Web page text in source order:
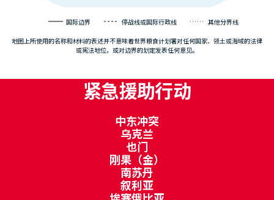
国际边界 停战线或国际行政线 其他分界线
地图上所使用的名称和材料的表述并不意味着世界粮食计划署对任何国家、领土或海域的法律
或宪法地位，或对边界的划定发表任何意见。
紧急援助行动
中东冲突
乌克兰
也门
刚果（金）
南苏丹
叙利亚